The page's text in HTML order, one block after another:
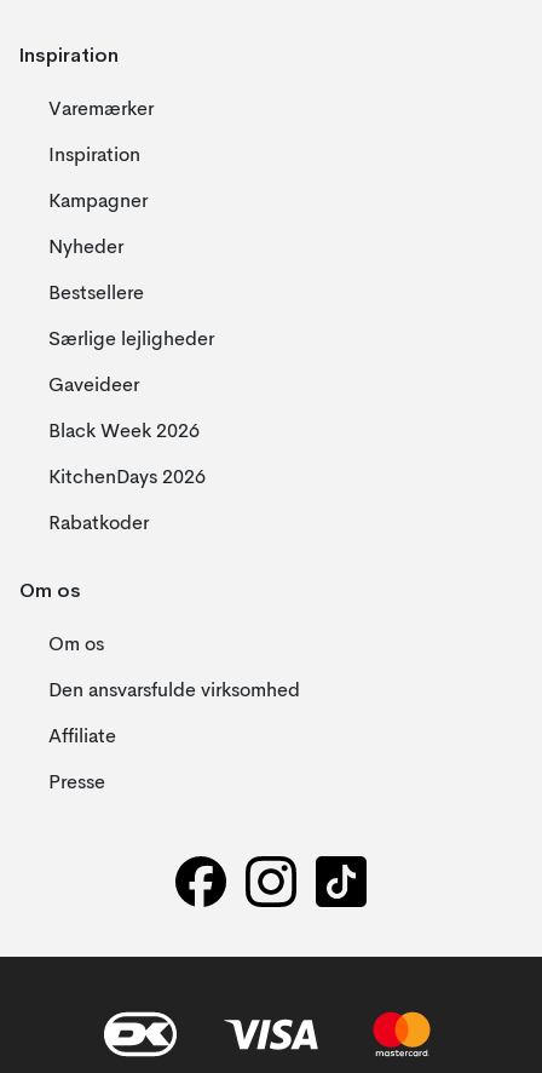
Inspiration
Varemærker
Inspiration
Kampagner
Nyheder
Bestsellere
Særlige lejligheder
Gaveideer
Black Week 2026
KitchenDays 2026
Rabatkoder
Om os
Om os
Den ansvarsfulde virksomhed
Affiliate
Presse